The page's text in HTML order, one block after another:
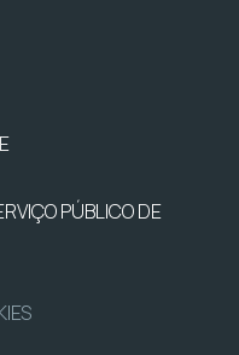
PÚBLICO DE